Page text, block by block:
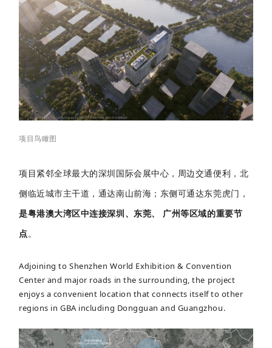
项目鸟瞰图
项目紧邻全球最大的深圳国际会展中心，周边交通便利，北
侧临近城市主干道，通达南山前海；东侧可通达东莞虎门，
是粤港澳大湾区中连接深圳、东莞、 广州等区域的重要节
点。
Adjoining to Shenzhen World Exhibition & Convention
Center and major roads in the surrounding, the project
enjoys a convenient location that connects itself to other
regions in GBA including Dongguan and Guangzhou.